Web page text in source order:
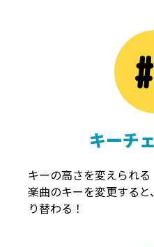
キーチ
キーの高さを変えられる
楽曲のキーを変更する
り替わる！